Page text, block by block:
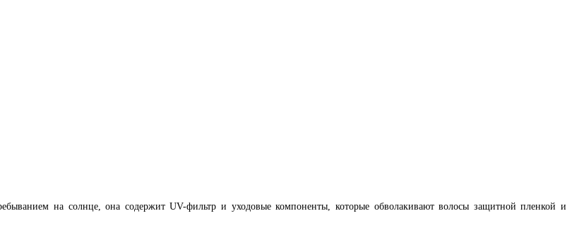
на солнце, она содержит UV-фильтр и уходовые компоненты, которые обволакивают волосы защитной пленкой и